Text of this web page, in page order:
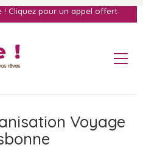
Cliquez pour un appel offert
Voyage